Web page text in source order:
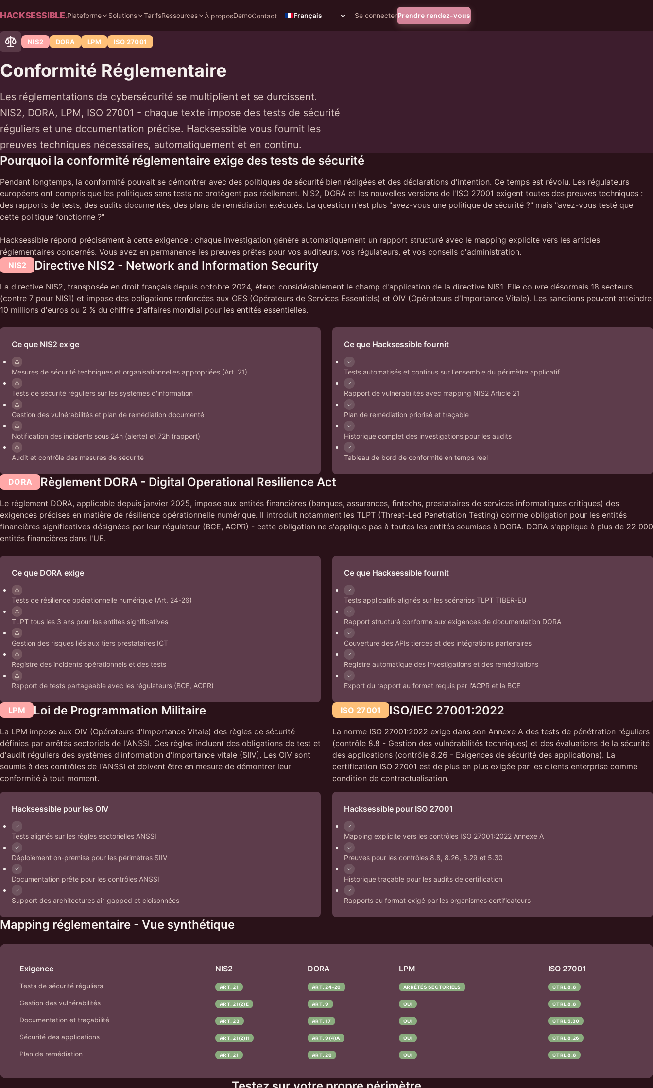
HACKSESSIBLE.Plateforme Solutions TarifsRessources À proposDemoContact Français Se connecterPrendre rendez-vous
NIS2 DORA LPM ISO 27001
Conformité Réglementaire
Les réglementations de cybersécurité se multiplient et se durcissent.
NIS2, DORA, LPM, ISO 27001 - chaque texte impose des tests de sécurité
réguliers et une documentation précise. Hacksessible vous fournit les
preuves techniques nécessaires, automatiquement et en continu.
Pourquoi la conformité réglementaire exige des tests de sécurité
Pendant longtemps, la conformité pouvait se démontrer avec des politiques de sécurité bien rédigées et des déclarations d'intention. Ce temps est révolu. Les régulateurs
européens ont compris que les politiques sans tests ne protègent pas réellement. NIS2, DORA et les nouvelles versions de l'ISO 27001 exigent toutes des preuves techniques :
des rapports de tests, des audits documentés, des plans de remédiation exécutés. La question n'est plus "avez-vous une politique de sécurité ?" mais "avez-vous testé que
cette politique fonctionne ?"
Hacksessible répond précisément à cette exigence : chaque investigation génère automatiquement un rapport structuré avec le mapping explicite vers les articles
réglementaires concernés. Vous avez en permanence les preuves prêtes pour vos auditeurs, vos régulateurs, et vos conseils d'administration.
NIS2
Directive NIS2 - Network and Information Security
La directive NIS2, transposée en droit français depuis octobre 2024, étend considérablement le champ d'application de la directive NIS1. Elle couvre désormais 18 secteurs
(contre 7 pour NIS1) et impose des obligations renforcées aux OES (Opérateurs de Services Essentiels) et OIV (Opérateurs d'Importance Vitale). Les sanctions peuvent atteindre
10 millions d'euros ou 2 % du chiffre d'affaires mondial pour les entités essentielles.
Ce que NIS2 exige
Mesures de sécurité techniques et organisationnelles appropriées (Art. 21)
Tests de sécurité réguliers sur les systèmes d'information
Gestion des vulnérabilités et plan de remédiation documenté
Notification des incidents sous 24h (alerte) et 72h (rapport)
Audit et contrôle des mesures de sécurité
Ce que Hacksessible fournit
Tests automatisés et continus sur l'ensemble du périmètre applicatif
Rapport de vulnérabilités avec mapping NIS2 Article 21
Plan de remédiation priorisé et traçable
Historique complet des investigations pour les audits
Tableau de bord de conformité en temps réel
DORA Règlement DORA - Digital Operational Resilience Act
Le règlement DORA, applicable depuis janvier 2025, impose aux entités financières (banques, assurances, fintechs, prestataires de services informatiques critiques) des
exigences précises en matière de résilience opérationnelle numérique. Il introduit notamment les TLPT (Threat-Led Penetration Testing) comme obligation pour les entités
financières significatives désignées par leur régulateur (BCE, ACPR) - cette obligation ne s'applique pas à toutes les entités soumises à DORA. DORA s'applique à plus de 22 000
entités financières dans l'UE.
Ce que DORA exige
Tests de résilience opérationnelle numérique (Art. 24-26)
TLPT tous les 3 ans pour les entités significatives
Gestion des risques liés aux tiers prestataires ICT
Registre des incidents opérationnels et des tests
Rapport de tests partageable avec les régulateurs (BCE, ACPR)
Ce que Hacksessible fournit
Tests applicatifs alignés sur les scénarios TLPT TIBER-EU
Rapport structuré conforme aux exigences de documentation DORA
Couverture des APIs tierces et des intégrations partenaires
Registre automatique des investigations et des reméditations
Export du rapport au format requis par l'ACPR et la BCE
LPM Loi de Programmation Militaire
La LPM impose aux OIV (Opérateurs d'Importance Vitale) des règles de sécurité
définies par arrêtés sectoriels de l'ANSSI. Ces règles incluent des obligations de test et
d'audit réguliers des systèmes d'information d'importance vitale (SIIV). Les OIV sont
soumis à des contrôles de l'ANSSI et doivent être en mesure de démontrer leur
conformité à tout moment.
Hacksessible pour les OIV
Tests alignés sur les règles sectorielles ANSSI
Déploiement on-premise pour les périmètres SIIV
Documentation prête pour les contrôles ANSSI
Support des architectures air-gapped et cloisonnées
ISO 27001 ISO/IEC 27001:2022
La norme ISO 27001:2022 exige dans son Annexe A des tests de pénétration réguliers
(contrôle 8.8 - Gestion des vulnérabilités techniques) et des évaluations de la sécurité
des applications (contrôle 8.26 - Exigences de sécurité des applications). La
certification ISO 27001 est de plus en plus exigée par les clients enterprise comme
condition de contractualisation.
Hacksessible pour ISO 27001
Mapping explicite vers les contrôles ISO 27001:2022 Annexe A
Preuves pour les contrôles 8.8, 8.26, 8.29 et 5.30
Historique traçable pour les audits de certification
Rapports au format exigé par les organismes certificateurs
Mapping réglementaire - Vue synthétique
Exigence NIS2 DORA LPM ISO 27001
Tests de sécurité réguliers ART. 21 ART. 24-26 ARRÊTÉS SECTORIELS CTRL 8.8
Gestion des vulnérabilités ART. 21(2)E ART. 9 OUI CTRL 8.8
Documentation et traçabilité ART. 23 ART. 17 OUI CTRL 5.30
Sécurité des applications ART. 21(2)H ART. 9(4)A OUI CTRL 8.26
Plan de remédiation ART. 21 ART. 26 OUI CTRL 8.8